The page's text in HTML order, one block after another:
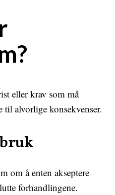
eller krav som må
alvorlige konsekvenser.
om å enten akseptere
forhandlingene.